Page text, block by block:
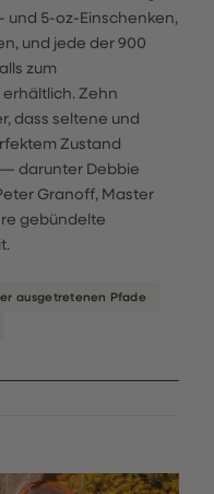
und 5-oz-Einschenken,
und jede der 900
zum
Zehn
dass seltene und
Zustand
darunter Debbie
Granoff, Master
gebündelte
ausgetretenen Pfade